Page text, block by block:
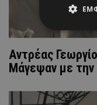
Aντρέας
Μάγεψαν με την